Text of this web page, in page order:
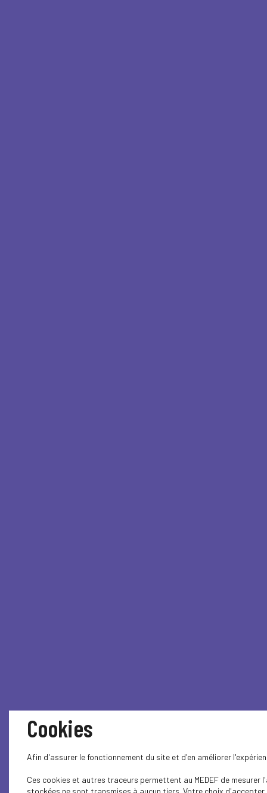
Cookies
Afin d'assurer le fonctionnement du site et d'en améliorer
Ces cookies et autres traceurs permettent au MEDEF de
stockées ne sont transmises à aucun tiers. Votre choix